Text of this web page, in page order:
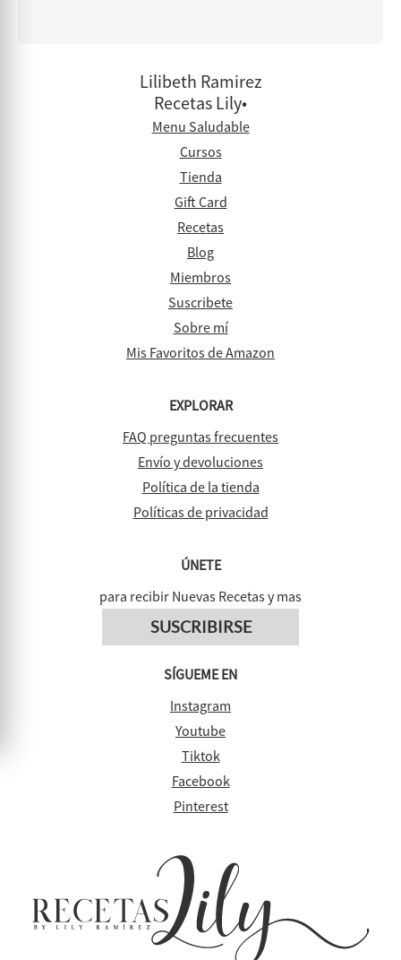
Lilibeth Ramirez
Recetas Lily•
Menu Saludable
Cursos
Tienda
Gift Card
Recetas
Blog
Miembros
Suscribete
Sobre mí
Mis Favoritos de Amazon
EXPLORAR
FAQ preguntas frecuentes
Envío y devoluciones
Política de la tienda
Políticas de privacidad
ÚNETE
para recibir Nuevas Recetas y mas
SUSCRIBIRSE
SÍGUEME EN
Instagram
Youtube
Tiktok
Facebook
Pinterest